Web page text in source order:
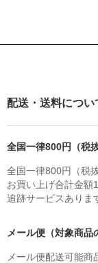
配送・送料につい
全国一律800円（税
全国一律800円（税
お買い上げ合計金額
追跡サービスありま
メール便（対象商
メール便配送可能